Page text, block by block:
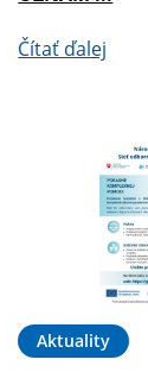
Čítať ďalej
Aktuality